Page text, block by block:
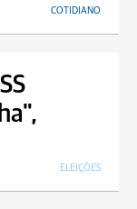
COTIDIANO
ELEIÇÕES